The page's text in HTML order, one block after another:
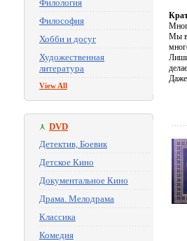
Филология
Философия
Хобби и досуг
Художественная
литература
View All
DVD
Детектив, Боевик
Детское Кино
Документальное Кино
Драма. Мелодрама
Классика
Комедия
Мы
Даже